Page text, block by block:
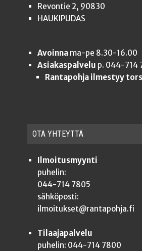
Revontie 2, 90830
HAUKIPUDAS
Avoinnama-pe 8.30-16.00
Asiakaspalvelu p. 044-714
Rantapohja ilmestyy
OTA YHTEYT­TÄ
Ilmoitusmyynti
puhelin:
044-714 7805
sähköposti:
ilmoitukset@rantapohja.fi
Tilaajapalvelu
puhelin: 044-714 7800